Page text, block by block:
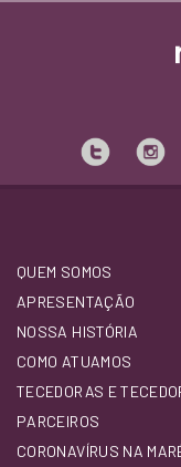
QUEM SOMOS
APRESENTAÇÃO
NOSSA HISTÓRIA
COMO ATUAMOS
TECEDORAS E
PARCEIROS
CORONAVÍRUS NA